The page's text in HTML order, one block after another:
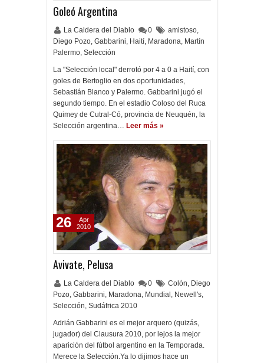
Goleó Argentina
La Caldera del Diablo 0 amistoso,
Diego Pozo, Gabbarini, Haití, Maradona, Martín
Palermo, Selección
La "Selección local" derrotó por 4 a 0 a Haití, con
goles de Bertoglio en dos oportunidades,
Sebastián Blanco y Palermo. Gabbarini jugó el
segundo tiempo. En el estadio Coloso del Ruca
Quimey de Cutral-Có, provincia de Neuquén, la
Selección argentina… Leer más »
Avivate, Pelusa
La Caldera del Diablo 0 Colón, Diego
Pozo, Gabbarini, Maradona, Mundial , Newell's,
Selección, Sudáfrica 2010
Adrián Gabbarini es el mejor arquero (quizás,
jugador) del Clausura 2010, por lejos la mejor
aparición del fútbol argentino en la Temporada.
Merece la Selección.Ya lo dijimos hace un
26
Apr
2010